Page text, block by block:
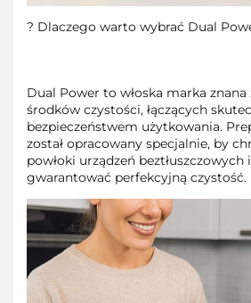
? Dlaczego warto wybrać Dual
Dual Power to włoska marka
środków czystości, łączących
bezpieczeństwem użytkowania.
został opracowany specjalnie, by
powłoki urządzeń beztłuszczowych
gwarantować perfekcyjną czystość.